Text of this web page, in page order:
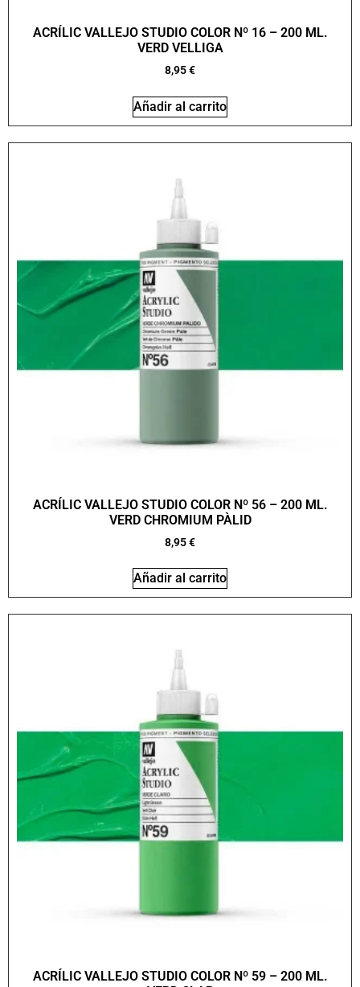
ACRÍLIC VALLEJO STUDIO COLOR Nº 16 – 200 ML.
VERD VELLIGA
8,95€
Añadir al carrito
ACRÍLIC VALLEJO STUDIO COLOR Nº 56 – 200 ML.
VERD CHROMIUM PÀLID
8,95€
Añadir al carrito
ACRÍLIC VALLEJO STUDIO COLOR Nº 59 – 200 ML.